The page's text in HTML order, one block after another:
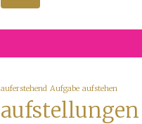
auferstehend Aufgabe aufstehen
aufstellungen